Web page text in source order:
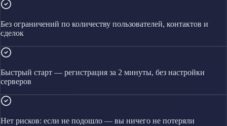
Без ограничений по количеству пользователей, контактов и
сделок
Быстрый старт — регистрация за 2 минуты, без настройки
серверов
Нет рисков: если не подошло — вы ничего не потеряли